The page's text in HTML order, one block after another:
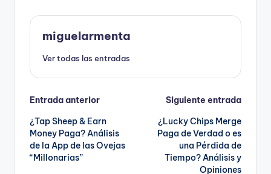
miguelarmenta
Ver todas las entradas
Navegación
de
entradas
Entrada anterior
¿Tap Sheep & Earn
Money Paga? Análisis
de la App de las Ovejas
“Millonarias”
Siguiente entrada
¿Lucky Chips Merge
Paga de Verdad o es
una Pérdida de
Tiempo? Análisis y
Opiniones